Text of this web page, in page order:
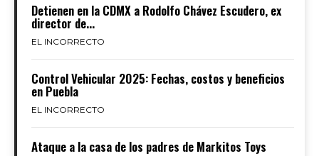
Detienen en la CDMX a Rodolfo Chávez Escudero, ex
director de...
EL INCORRECTO
Control Vehicular 2025: Fechas, costos y beneficios
en Puebla
EL INCORRECTO
Ataque a la casa de los padres de Markitos Toys